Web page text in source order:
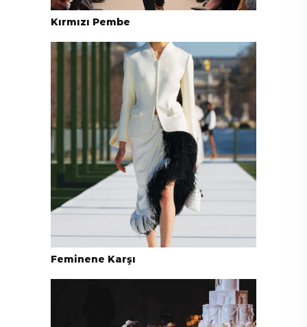
Kırmızı Pembe
Feminene Karşı